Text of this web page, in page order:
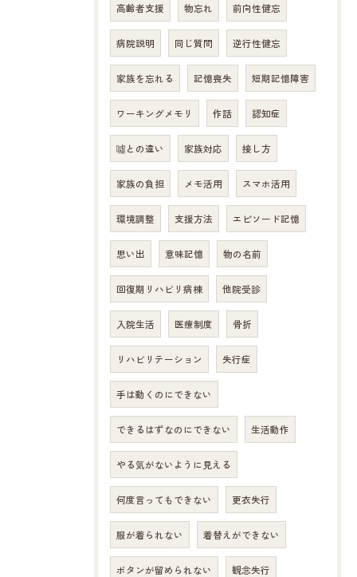
高齢者支援 物忘れ 前向性健忘
病院説明 同じ質問 逆行性健忘
家族を忘れる 記憶喪失 短期記憶障害
ワーキングメモリ 作話 認知症
噓との違い 家族対応 接し方
家族の負担 メモ活用 スマホ活用
環境調整 支援方法 エピソード記憶
思い出 意味記憶 物の名前
回復期リハビリ病棟 他院受診
入院生活 医療制度 骨折
リハビリテーション 失行症
手は動くのにできない
できるはずなのにできない 生活動作
やる気がないように見える
何度言ってもできない 更衣失行
服が着られない 着替えができない
ボタンが留められない 観念失行